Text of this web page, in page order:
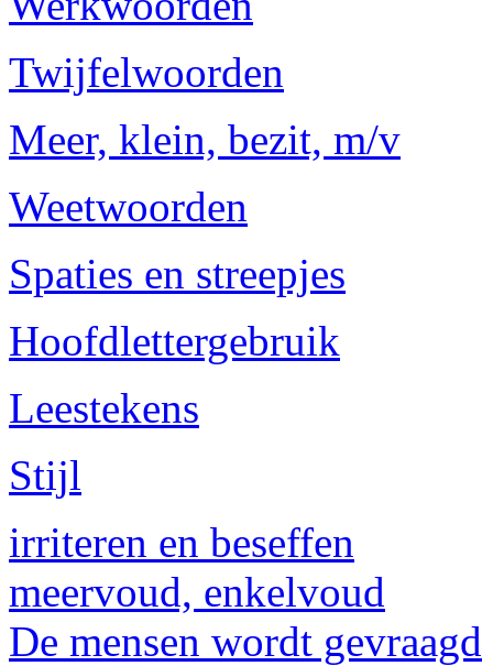
Twijfelwoorden
Meer, klein, bezit, m/v
Weetwoorden
Spaties en streepjes
Hoofdlettergebruik
Leestekens
Stijl
irriteren en beseffen
meervoud, enkelvoud
De mensen wordt gevraagd